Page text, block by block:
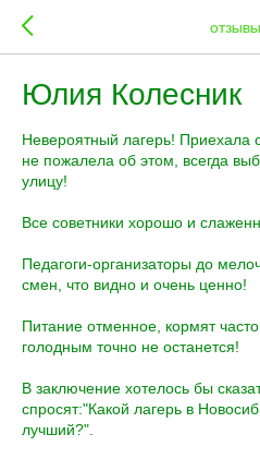
ОТЗЫВЫ
Юлия Колесник
Невероятный лагерь! Приехала
не пожалела об этом, всегда
улицу!
Все советники хорошо и
Педагоги-организаторы до
смен, что видно и очень ценно!
Питание отменное, кормят
голодным точно не останется!
В заключение хотелось бы
спросят:"Какой лагерь в
лучший?".